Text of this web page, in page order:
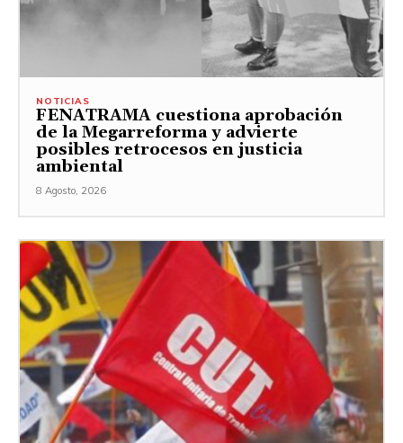
NOTICIAS
FENATRAMA cuestiona aprobación
de la Megarreforma y advierte
posibles retrocesos en justicia
ambiental
8 Agosto, 2026